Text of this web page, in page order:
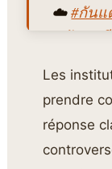
☁️#กัน
นอัพ
#
#bigc #บิ๊
Les
prendre
réponse